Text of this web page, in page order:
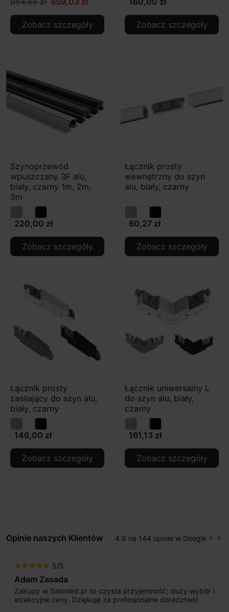
Zobacz szczegóły Zobacz szczegóły
Szynoprzewód
wpuszczany 3F alu,
biały, czarny 1m, 2m,
3m
220,00 zł
Zobacz szczegóły
Łącznik prosty
wewnętrzny do szyn
alu, biały, czarny
60,27 zł
Zobacz szczegóły
Łącznik prosty
zasilający do szyn alu,
biały, czarny
146,00 zł
Zobacz szczegóły
Łącznik uniwersalny L
do szyn alu, biały,
czarny
161,13 zł
Zobacz szczegóły
Opinie naszych Klientów 4.9 na 144 opinie w Google keyboard_arrow_left keyboard_arrow_right
star star star star star 5/5
Adam Zasada
Zakupy w Salonled.pl to czysta przyjemność; duży wybór i
atrakcyjne ceny. Dziękuję za profesjonalne doradztwo!